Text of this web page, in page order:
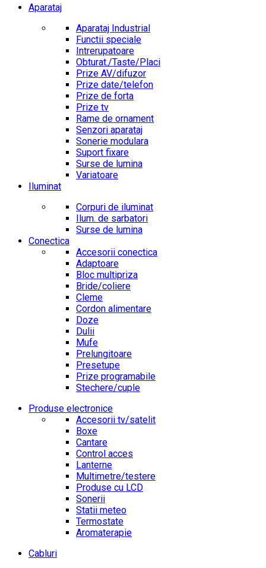
Aparataj
Aparataj Industrial
Functii speciale
Intrerupatoare
Obturat./Taste/Placi
Prize AV/difuzor
Prize date/telefon
Prize de forta
Prize tv
Rame de ornament
Senzori aparataj
Sonerie modulara
Suport fixare
Surse de lumina
Variatoare
Iluminat
Corpuri de iluminat
Ilum. de sarbatori
Surse de lumina
Conectica
Accesorii conectica
Adaptoare
Bloc multipriza
Bride/coliere
Cleme
Cordon alimentare
Doze
Dulii
Mufe
Prelungitoare
Presetupe
Prize programabile
Stechere/cuple
Produse electronice
Accesorii tv/satelit
Boxe
Cantare
Control acces
Lanterne
Multimetre/testere
Produse cu LCD
Sonerii
Statii meteo
Termostate
Aromaterapie
Cabluri